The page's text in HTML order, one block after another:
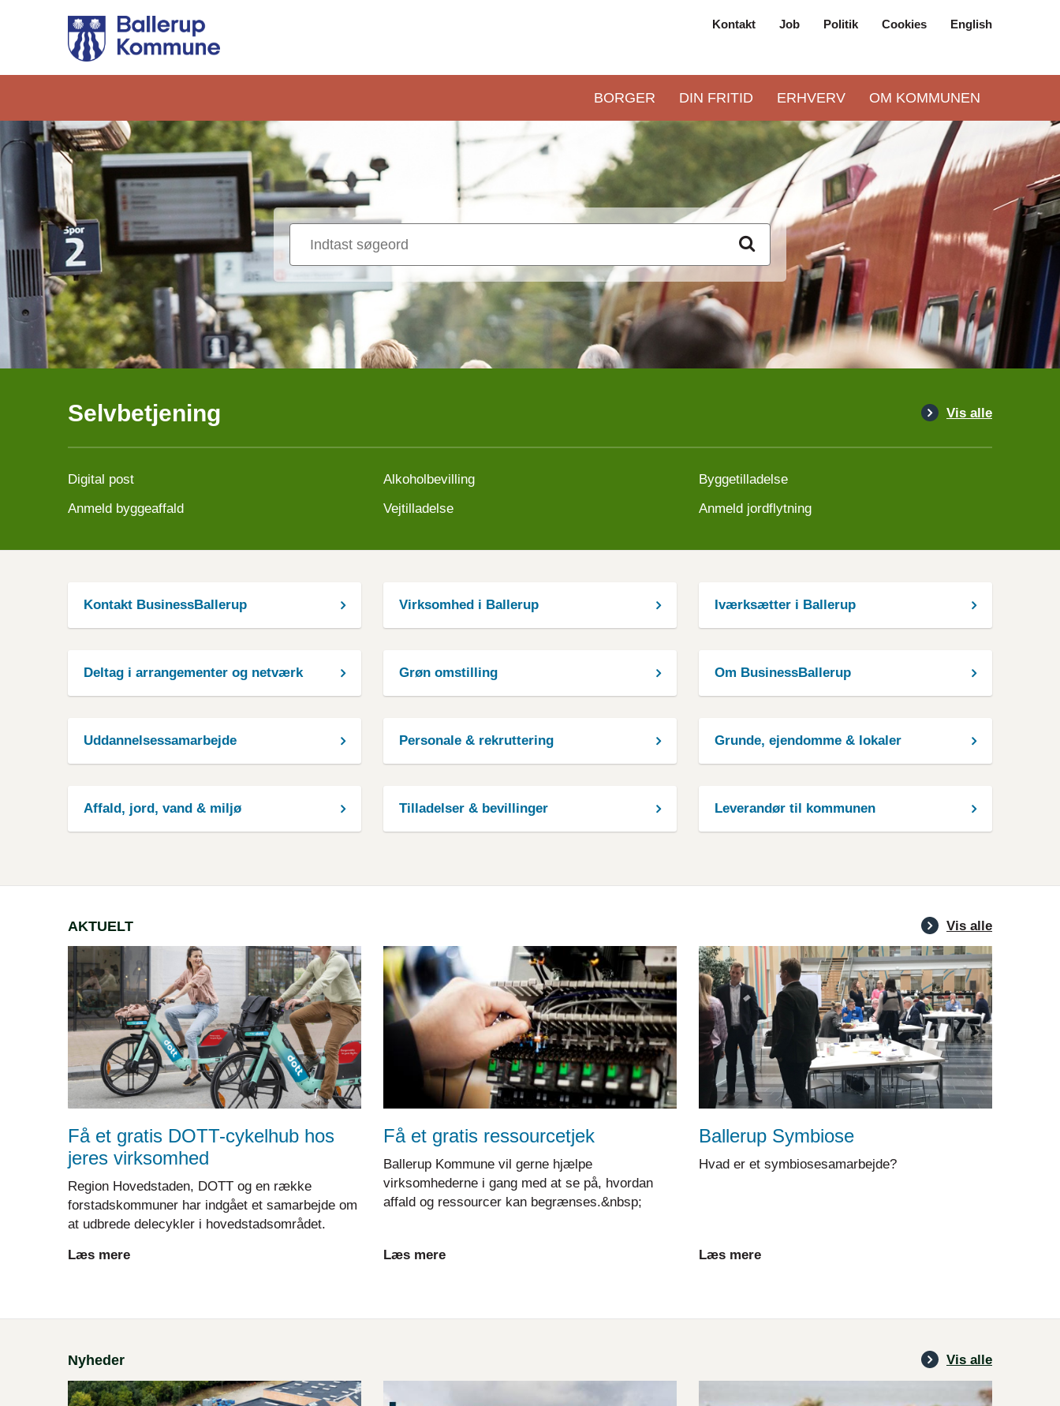
hovedindhold
navigation
Kontakt Job Politik Cookies English
Primær
navigation
BORGER DIN FRITID ERHVERV OM KOMMUNEN
Selvbetjening Vis alle
Digital post Alkoholbevilling
Byggetilladelse
Anmeld byggeaffald
Vejtilladelse Anmeld jordflytning
Kontakt BusinessBallerup Virksomhed i Ballerup Iværksætter i Ballerup
Deltag i arrangementer og netværk Grøn omstilling Om BusinessBallerup
Uddannelsessamarbejde Personale & rekruttering Grunde, ejendomme & lokaler
Affald, jord, vand & miljø Tilladelser & bevillinger Leverandør til kommunen
AKTUELT Vis alle
Få et gratis DOTT-cykelhub hos
jeres virksomhed
Region Hovedstaden, DOTT og en række
forstadskommuner har indgået et samarbejde om
at udbrede delecykler i hovedstadsområdet.
Læs mere
Få et gratis ressourcetjek
Ballerup Kommune vil gerne hjælpe
virksomhederne i gang med at se på, hvordan
affald og ressourcer kan begrænses.&nbsp;
Læs mere
Ballerup Symbiose
Hvad er et symbiosesamarbejde?
Læs mere
Nyheder Vis alle